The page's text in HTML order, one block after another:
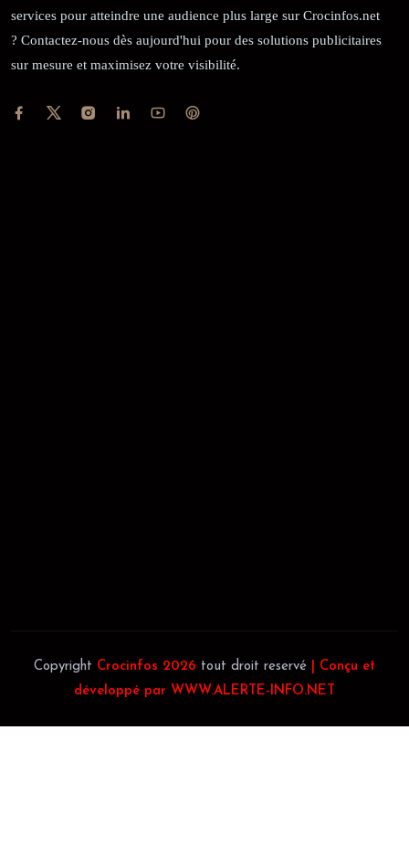
services pour atteindre une audience plus large sur Crocinfos.net
? Contactez-nous dès aujourd'hui pour des solutions publicitaires
sur mesure et maximisez votre visibilité.
Copyright Crocinfos 2026 tout droit reservé
| Conçu et
développé par WWW.ALERTE-INFO.NET